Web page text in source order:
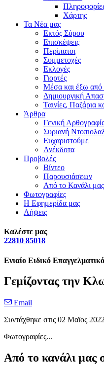
Χάρτης
Τα Νέα μας
Εκτός Σύρου
Επισκέψεις
Περίπατοι
Συμμετοχές
Εκλογές
Γιορτές
Μέσα και έξω από
Δημιουργική
Ταινίες, Παζάρια
Άρθρα
Γενική
Συριανή
Ευχαριστούμε
Ανέκδοτα
Προβολές
Βίντεο
Παρουσιάσεων
Από το Κανάλι
Φωτογραφίες
Η Εφημερίδα μας
Λήψεις
Καλέστε μας
22810 85018
Ενιαίο Ειδικό
Γεμίζοντας την
Email
Συντάχθηκε στις 02 Μαϊος 2022
Φωτογραφίες...
Από το κανάλι μας